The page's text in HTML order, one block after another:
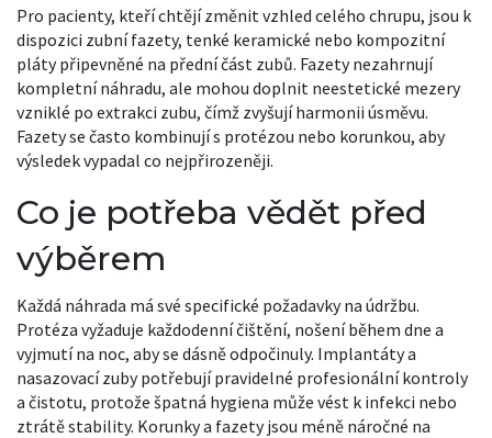
Pro pacienty, kteří chtějí změnit vzhled celého chrupu, jsou k
dispozici zubní fazety, tenké keramické nebo kompozitní
pláty připevněné na přední část zubů. Fazety nezahrnují
kompletní náhradu, ale mohou doplnit neestetické mezery
vzniklé po extrakci zubu, čímž zvyšují harmonii úsměvu.
Fazety se často kombinují s protézou nebo korunkou, aby
výsledek vypadal co nejpřirozeněji.
Co je potřeba vědět před
výběrem
Každá náhrada má své specifické požadavky na údržbu.
Protéza vyžaduje každodenní čištění, nošení během dne a
vyjmutí na noc, aby se dásně odpočinuly. Implantáty a
nasazovací zuby potřebují pravidelné profesionální kontroly
a čistotu, protože špatná hygiena může vést k infekci nebo
ztrátě stability. Korunky a fazety jsou méně náročné na